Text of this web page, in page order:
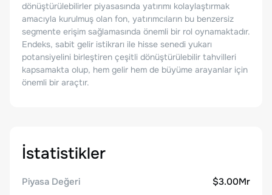
dönüştürülebilirler piyasasında yatırımı kolaylaştırmak
amacıyla kurulmuş olan fon, yatırımcıların bu benzersiz
segmente erişim sağlamasında önemli bir rol oynamaktadır.
Endeks, sabit gelir istikrarı ile hisse senedi yukarı
potansiyelini birleştiren çeşitli dönüştürülebilir tahvilleri
kapsamakta olup, hem gelir hem de büyüme arayanlar için
önemli bir araçtır.
İstatistikler
Piyasa Değeri
$3.00Mr